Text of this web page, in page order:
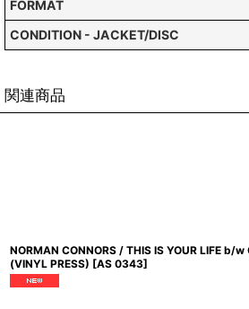
FORMAT
CONDITION - JACKET/DISC
関連商品
NORMAN CONNORS / THIS IS YOUR LIFE b/
(VINYL PRESS) [AS 0343]